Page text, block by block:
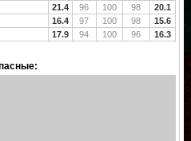
21.4 96 100 98
20.1
16.4 97 100 98
15.6
17.9 94 100 96 16.3